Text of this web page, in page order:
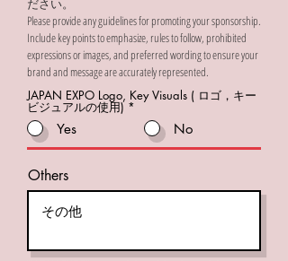
ださい。
Please provide any guidelines for promoting your sponsorship.
Include key points to emphasize, rules to follow, prohibited
expressions or images, and preferred wording to ensure your
brand and message are accurately represented.
JAPAN EXPO Logo, Key Visuals ( ロゴ，キー
ビジュアルの使用) *
Yes No
Others